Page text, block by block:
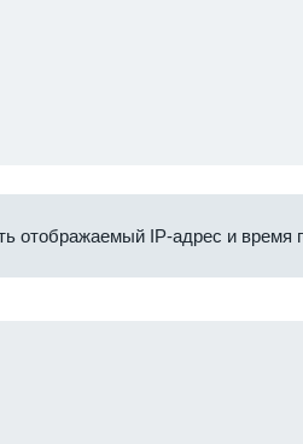
отображаемый IP-адрес и время